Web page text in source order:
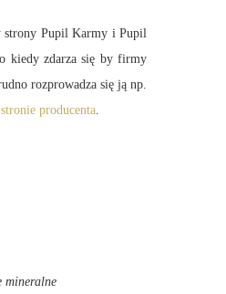
strony Pupil Karmy i Pupil
kiedy zdarza się by firmy
rozprowadza się ją np.
stronie producenta.
mineralne